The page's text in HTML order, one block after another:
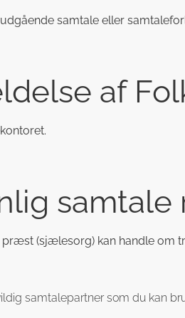
samtale eller
af
præst (sjælesorg) kan handle om
samtalepartner som du kan